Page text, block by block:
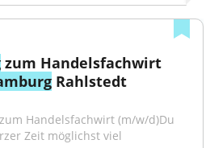
zum Handelsfachwirt
Rahlstedt
zum Handelsfachwirt (m/w/d)Du
Zeit möglichst viel